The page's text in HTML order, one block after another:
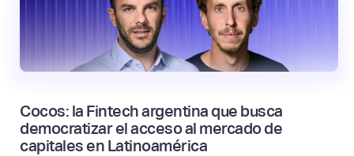
Cocos: la Fintech argentina que busca
democratizar el acceso al mercado de
capitales en Latinoamérica